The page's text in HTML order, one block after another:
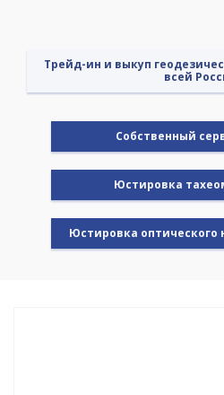
Трейд-ин и выкуп
всей
Cобственный
Юстировка
Юстировка оптического